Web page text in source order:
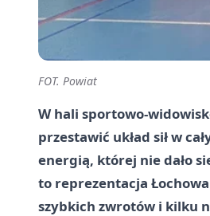
FOT. Powiat
W hali sportowo-
przestawić układ sił w
energią, której nie dało
to reprezentacja
szybkich zwrotów i kilku